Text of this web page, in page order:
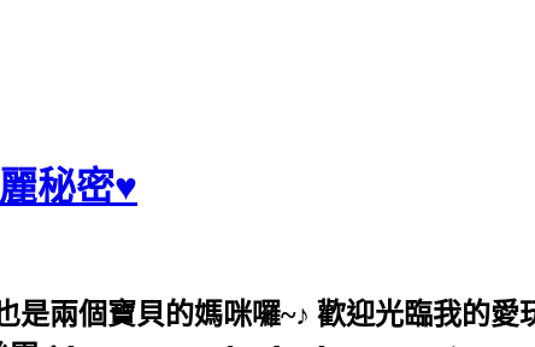
秘密♥
是兩個寶貝的媽咪囉~♪ 歡迎光臨我的